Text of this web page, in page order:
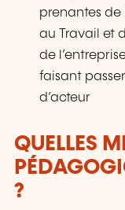
prenantes de
au Travail et
de
faisant
d’acteur
QUELLES
?